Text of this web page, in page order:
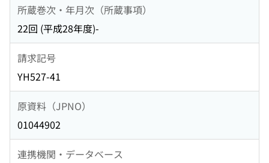
所蔵巻次・年月次（所蔵事項）
22回 (平成28年度)-
請求記号
YH527-41
原資料（JPNO）
01044902
連携機関・データベース